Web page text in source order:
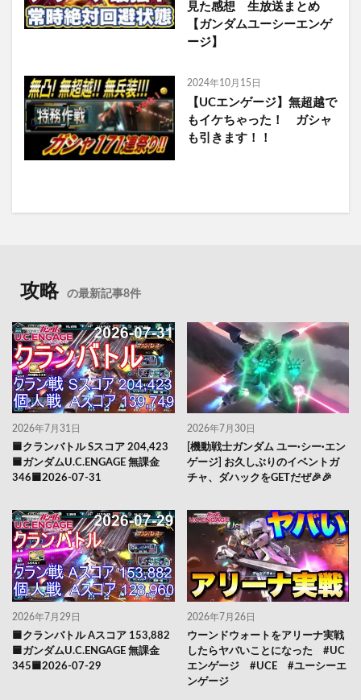
見た感想 生放送まとめ
【ガンダムユーシーエンゲ
ージ】
2024年10月15日
【UCエンゲージ】無超越で
もイケちゃった！ ガシャ
も引きます！！
攻略 の最新記事8件
2026年7月31日
🟦クランバトル Sスコア 204,423
🟦ガンダムU.C.ENGAGE 無課金
346🟦2026-07-31
2026年7月30日
[機動戦士ガンダム ユー·シー·エン
ゲージ] お久しぶりのイベントガ
チャ、ダハックをGETだぜ🎉🎉
2026年7月29日
🟦クランバトル Aスコア 153,882
🟦ガンダムU.C.ENGAGE 無課金
345🟦2026-07-29
2026年7月26日
ウーンドウォートをアリーナ実戦
したらヤバいことになった #UC
エンゲージ #UCE #ユーシーエ
ンゲージ